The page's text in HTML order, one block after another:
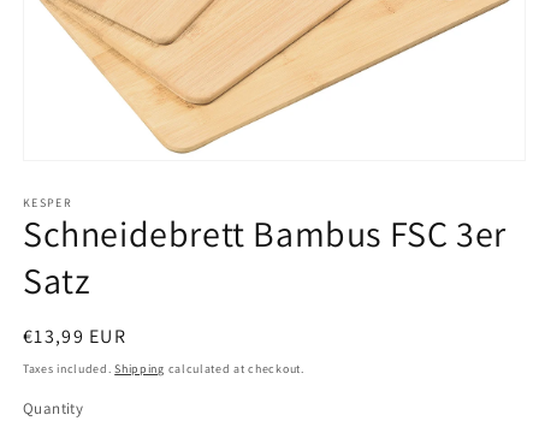
1
in
modal
KESPER
Schneidebrett Bambus FSC 3er
Satz
Regular
price
€13,99 EUR
Taxes included.Shipping calculated at checkout.
Quantity